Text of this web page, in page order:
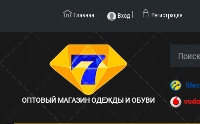
Главная Вход Регистрация
ОПТОВЫЙ МАГАЗИН ОДЕЖДЫ И ОБУВИ